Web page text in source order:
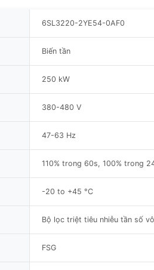
6SL3220-2YE54-0AF0
Biến tần
250 kW
380-480 V
47-63 Hz
110% trong 60s, 100% trong
-20 to +45 °C
Bộ lọc triệt tiêu nhiễu tần số
FSG